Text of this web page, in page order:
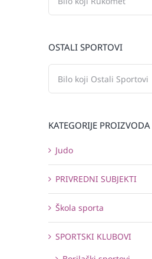
OSTALI SPORTOVI
KATEGORIJE PROIZVODA
Judo
PRIVREDNI SUBJEKTI
Škola sporta
SPORTSKI KLUBOVI